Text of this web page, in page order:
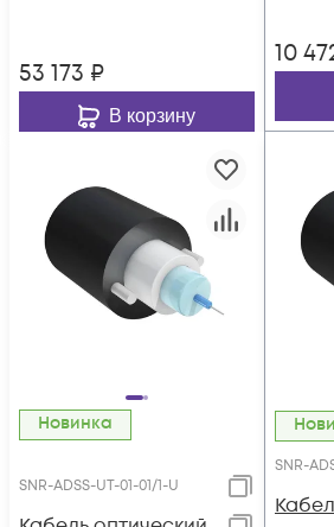
53 173 ₽
В корзину
10
Новинка
SNR-ADSS-UT-01-01/1-U
SNR-